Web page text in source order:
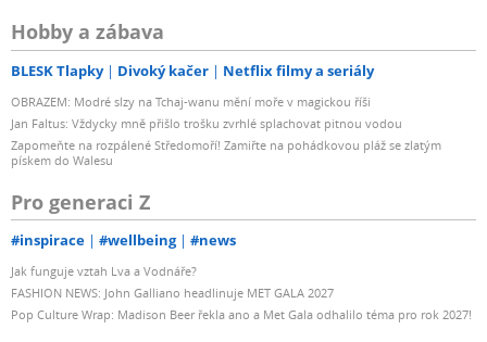
Hobby a zábava
BLESK Tlapky Divoký kačer Netflix filmy a seriály
OBRAZEM: Modré slzy na Tchaj-wanu mění moře v magickou říši
Jan Faltus: Vždycky mně přišlo trošku zvrhlé splachovat pitnou vodou
Zapomeňte na rozpálené Středomoří! Zamiřte na pohádkovou pláž se zlatým
pískem do Walesu
Pro generaci Z
#inspirace #wellbeing #news
Jak funguje vztah Lva a Vodnáře?
FASHION NEWS: John Galliano headlinuje MET GALA 2027
Pop Culture Wrap: Madison Beer řekla ano a Met Gala odhalilo téma pro rok 2027!